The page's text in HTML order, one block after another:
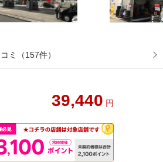
ミ（157件）
39,440 円